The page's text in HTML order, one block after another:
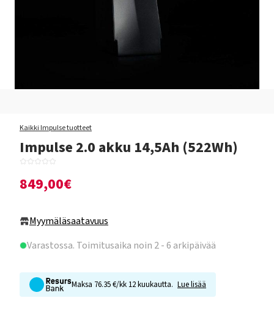
Kaikki Impulse tuotteet
Impulse 2.0 akku 14,5Ah (522Wh)
849,00€
Myymäläsaatavuus
Varastossa. Toimitusaika noin 2 - 6 arkipäivää
Maksa 76.35 €/kk 12 kuukautta. Lue lisää